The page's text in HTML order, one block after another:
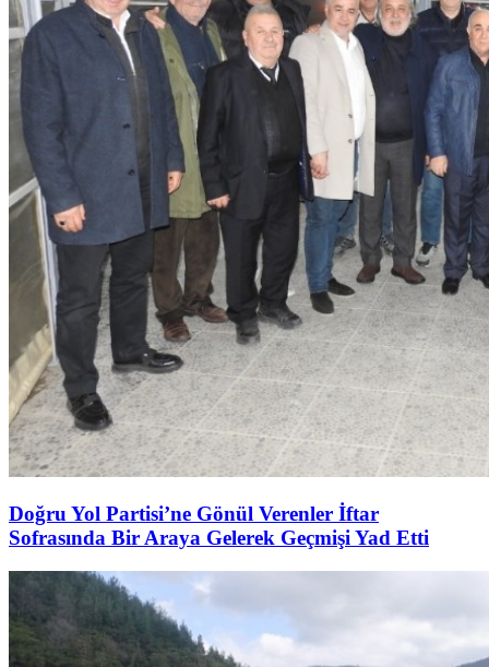
Doğru Yol Partisi’ne Gönül Verenler İftar
Sofrasında Bir Araya Gelerek Geçmişi Yad Etti